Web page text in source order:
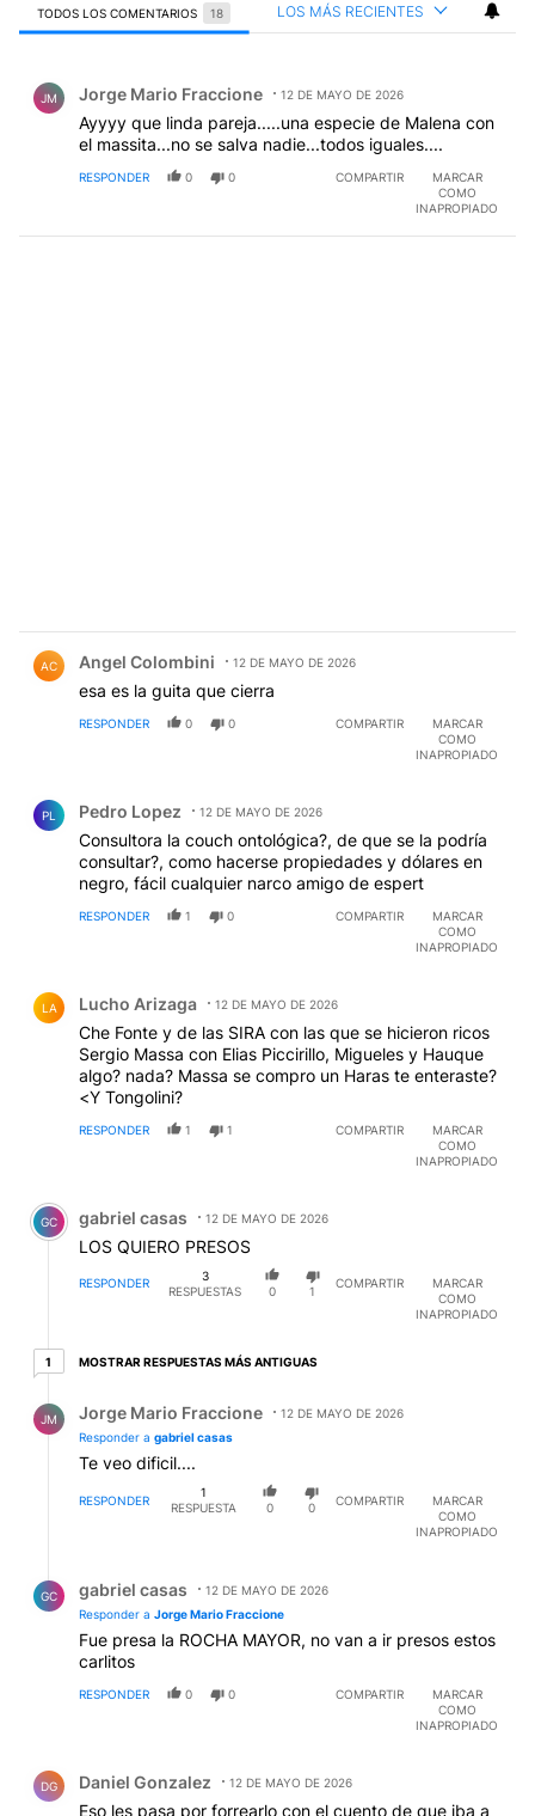
TODOS LOS COMENTARIOS 18 LOS MÁS RECIENTES
JM Jorge Mario Fraccione 12 DE MAYO DE 2026
Ayyyy que linda pareja.....una especie de Malena con
el massita...no se salva nadie...todos iguales....
RESPONDER 0 0 COMPARTIR
MARCAR
COMO
INAPROPIADO
AC Angel Colombini 12 DE MAYO DE 2026
esa es la guita que cierra
RESPONDER 0 0 COMPARTIR
MARCAR
COMO
INAPROPIADO
PL Pedro Lopez 12 DE MAYO DE 2026
Consultora la couch ontológica?, de que se la podría
consultar?, como hacerse propiedades y dólares en
negro, fácil cualquier narco amigo de espert
RESPONDER 1 0 COMPARTIR
MARCAR
COMO
INAPROPIADO
LA Lucho Arizaga 12 DE MAYO DE 2026
Che Fonte y de las SIRA con las que se hicieron ricos
Sergio Massa con Elias Piccirillo, Migueles y Hauque
algo? nada? Massa se compro un Haras te enteraste?
<Y Tongolini?
RESPONDER 1 1 COMPARTIR
MARCAR
COMO
INAPROPIADO
Comentario de gabriel casas.
GC gabriel casas 12 DE MAYO DE 2026
LOS QUIERO PRESOS
RESPONDER
3
RESPUESTAS
0 1
COMPARTIR
MARCAR
COMO
INAPROPIADO
11 respuesta más antiguas
MOSTRAR RESPUESTAS MÁS ANTIGUAS
JM Jorge Mario Fraccione
12 DE MAYO DE 2026
Responder a gabriel casas
Te veo dificil....
RESPONDER
1
RESPUESTA
0 0
COMPARTIR
MARCAR
COMO
INAPROPIADO
GC gabriel casas
12 DE MAYO DE 2026
Responder a Jorge Mario Fraccione
Fue presa la ROCHA MAYOR, no van a ir presos estos
carlitos
RESPONDER 0 0 COMPARTIR
MARCAR
COMO
INAPROPIADO
DG Daniel Gonzalez 12 DE MAYO DE 2026
Eso les pasa por forrearlo con el cuento de que iba a